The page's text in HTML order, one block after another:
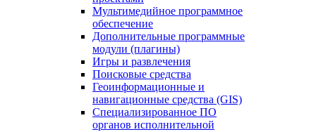
Мультимедийное программное
обеспечение
Дополнительные программные
модули (плагины)
Игры и развлечения
Поисковые средства
Геоинформационные и
навигационные средства (GIS)
Специализированное ПО
органов исполнительной